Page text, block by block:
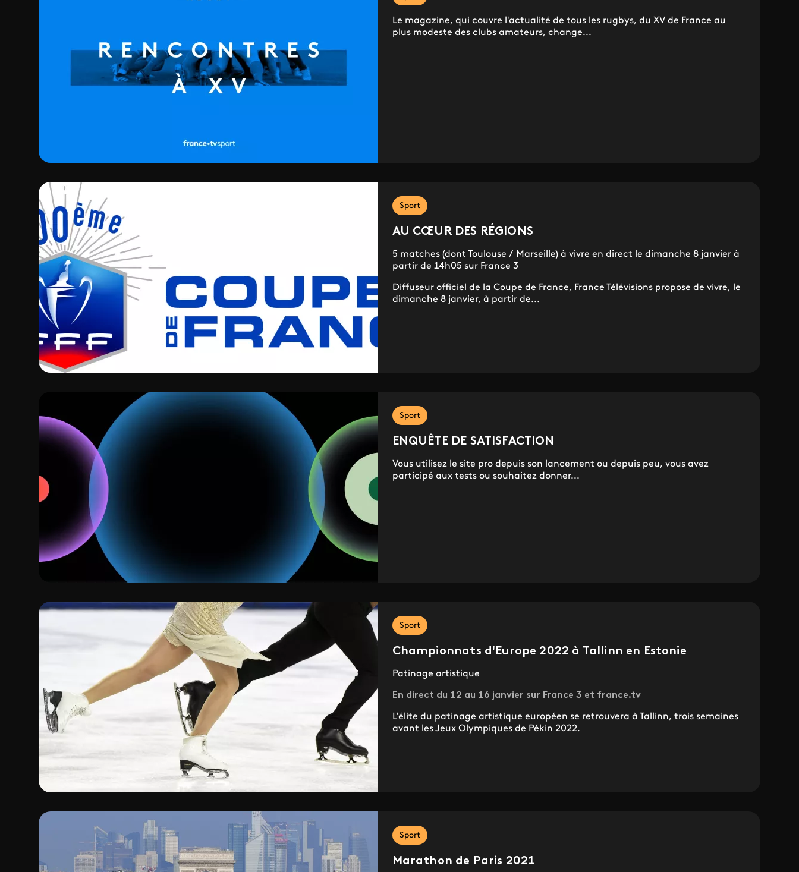
Le magazine, qui couvre l'actualité de tous les rugbys, du XV de France au
plus modeste des clubs amateurs, change...
Sport
AU CŒUR DES RÉGIONS
5 matches (dont Toulouse / Marseille) à vivre en direct le dimanche 8 janvier à
partir de 14h05 sur France 3
Diffuseur officiel de la Coupe de France, France Télévisions propose de vivre, le
dimanche 8 janvier, à partir de...
Sport
ENQUÊTE DE SATISFACTION
Vous utilisez le site pro depuis son lancement ou depuis peu, vous avez
participé aux tests ou souhaitez donner...
Sport
Championnats d'Europe 2022 à Tallinn en Estonie
Patinage artistique
En direct du 12 au 16 janvier sur France 3 et france.tv
L'élite du patinage artistique européen se retrouvera à Tallinn, trois semaines
avant les Jeux Olympiques de Pékin 2022.
Sport
Marathon de Paris 2021